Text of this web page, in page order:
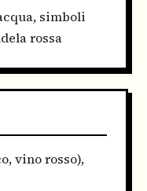
simboli
rossa
vino rosso),